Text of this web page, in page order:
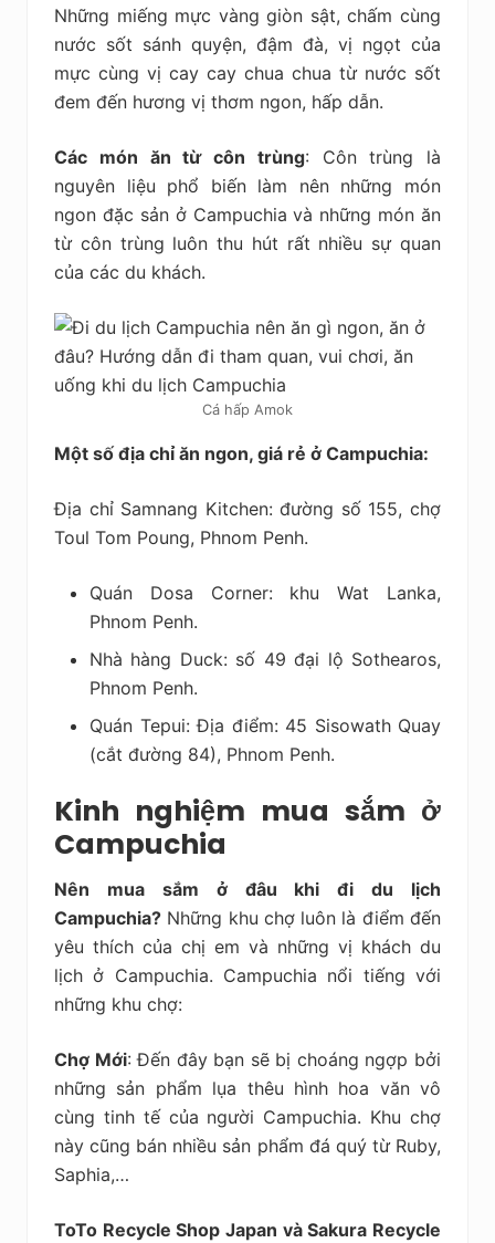
Những miếng mực vàng giòn sật, chấm cùng
nước sốt sánh quyện, đậm đà, vị ngọt của
mực cùng vị cay cay chua chua từ nước sốt
đem đến hương vị thơm ngon, hấp dẫn.
Các món ăn từ côn trùng: Côn trùng là
nguyên liệu phổ biến làm nên những món
ngon đặc sản ở Campuchia và những món ăn
từ côn trùng luôn thu hút rất nhiều sự quan
của các du khách.
Cá hấp Amok
Một số địa chỉ ăn ngon, giá rẻ ở Campuchia:
Địa chỉ Samnang Kitchen: đường số 155, chợ
Toul Tom Poung, Phnom Penh.
Quán Dosa Corner: khu Wat Lanka,
Phnom Penh.
Nhà hàng Duck: số 49 đại lộ Sothearos,
Phnom Penh.
Quán Tepui: Địa điểm: 45 Sisowath Quay
(cắt đường 84), Phnom Penh.
Kinh nghiệm mua sắm ở
Campuchia
Nên mua sắm ở đâu khi đi du lịch
Campuchia? Những khu chợ luôn là điểm đến
yêu thích của chị em và những vị khách du
lịch ở Campuchia. Campuchia nổi tiếng với
những khu chợ:
Chợ Mới: Đến đây bạn sẽ bị choáng ngợp bởi
những sản phẩm lụa thêu hình hoa văn vô
cùng tinh tế của người Campuchia. Khu chợ
này cũng bán nhiều sản phẩm đá quý từ Ruby,
Saphia,…
ToTo Recycle Shop Japan và Sakura Recycle